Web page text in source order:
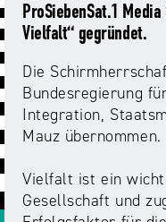
Missbrauch.
KI
in
der
Medienaufsicht
Intermediäre
NRW
Campusradio-
Preis
Growth
Day
Eltern
und
Internet-
ABC
#äsch-
Tecks
Info-
und
Lehrmaterial
Forschung
Förderungen
und
NRW
Aufsicht
Regulierung
Plattformen
Öffentliche
Bekanntmachungen
Download-
Bereich
ProSiebenSat.1
Vielfalt“ gegründet.
Die
Bundesregierung
Integration,
Mauz übernommen.
Vielfalt ist ein
Gesellschaft und